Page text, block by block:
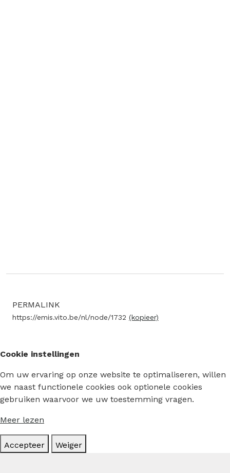
PERMALINK
https://emis.vito.be/nl/node/1732 (kopieer)
Cookie instellingen
Om uw ervaring op onze website te optimaliseren, willen
we naast functionele cookies ook optionele cookies
gebruiken waarvoor we uw toestemming vragen.
Meer lezen
Accepteer Weiger